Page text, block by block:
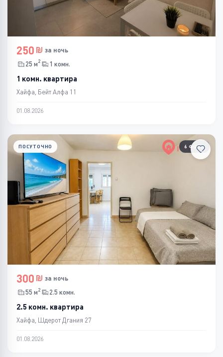
250
за ночь
25 м2 1 комн.
1 комн. квартира
Хайфа, Бейт Алфа 11
01.08.2026
6 ФОТО
ПОСУТОЧНО
300
за ночь
55 м2 2.5 комн.
2.5 комн. квартира
Хайфа, Шдерот Дгания 27
01.08.2026